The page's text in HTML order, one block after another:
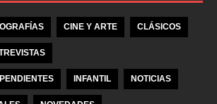
CINE Y ARTE CLÁSICOS
INFANTIL NOTICIAS